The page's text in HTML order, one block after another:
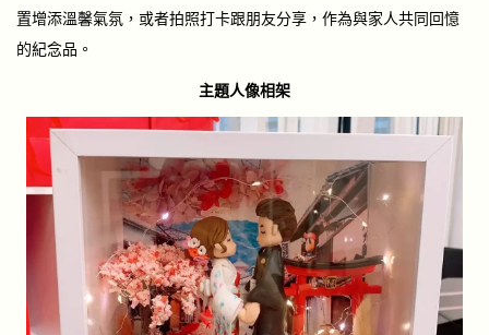
置增添溫馨氣氛，或者拍照打卡跟朋友分享，作為與家人共同回憶
的紀念品。
主題人像相架